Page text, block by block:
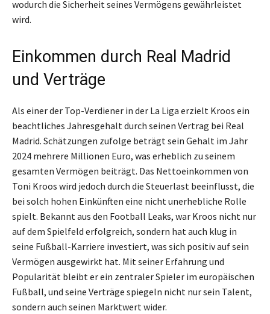
wodurch die Sicherheit seines Vermögens gewährleistet
wird.
Einkommen durch Real Madrid
und Verträge
Als einer der Top-Verdiener in der La Liga erzielt Kroos ein
beachtliches Jahresgehalt durch seinen Vertrag bei Real
Madrid. Schätzungen zufolge beträgt sein Gehalt im Jahr
2024 mehrere Millionen Euro, was erheblich zu seinem
gesamten Vermögen beiträgt. Das Nettoeinkommen von
Toni Kroos wird jedoch durch die Steuerlast beeinflusst, die
bei solch hohen Einkünften eine nicht unerhebliche Rolle
spielt. Bekannt aus den Football Leaks, war Kroos nicht nur
auf dem Spielfeld erfolgreich, sondern hat auch klug in
seine Fußball-Karriere investiert, was sich positiv auf sein
Vermögen ausgewirkt hat. Mit seiner Erfahrung und
Popularität bleibt er ein zentraler Spieler im europäischen
Fußball, und seine Verträge spiegeln nicht nur sein Talent,
sondern auch seinen Marktwert wider.